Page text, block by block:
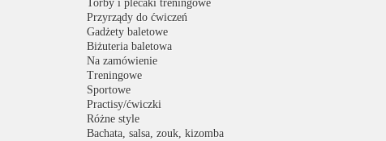
Torby i plecaki treningowe
Przyrządy do ćwiczeń
Gadżety baletowe
Biżuteria baletowa
Na zamówienie
Treningowe
Sportowe
Practisy/ćwiczki
Różne style
Bachata, salsa, zouk, kizomba